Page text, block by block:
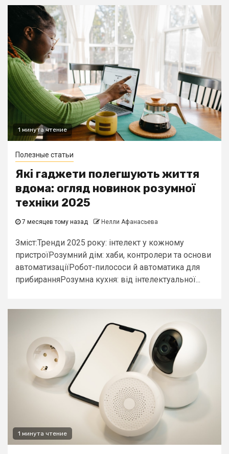
1 минута чтение
Полезные статьи
Які гаджети полегшують життя
вдома: огляд новинок розумної
техніки 2025
7 месяцев тому назад Нелли Афанасьева
Зміст:Тренди 2025 року: інтелект у кожному
пристроїРозумний дім: хаби, контролери та основи
автоматизаціїРобот-пилососи й автоматика для
прибиранняРозумна кухня: від інтелектуальної...
1 минута чтение